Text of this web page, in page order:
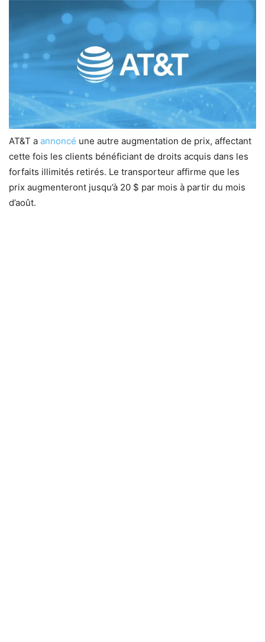
AT&T a annoncé une autre augmentation de prix, affectant
cette fois les clients bénéficiant de droits acquis dans les
forfaits illimités retirés. Le transporteur affirme que les
prix augmenteront jusqu’à 20 $ par mois à partir du mois
d’août.